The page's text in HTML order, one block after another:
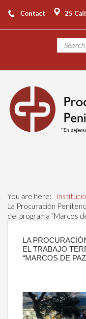
Contact 25
You are here:
La Procuración
del programa “Marcos
LA
EL TRABAJO
“MARCOS DE